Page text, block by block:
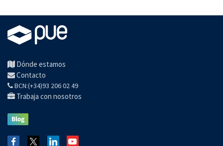
Dónde estamos
Contacto
BCN:(+34)93 206 02 49
Trabaja con nosotros